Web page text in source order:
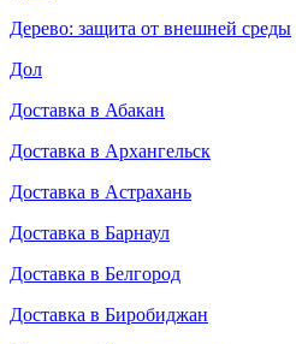
Дерево: защита от внешней среды
Дол
Доставка в Абакан
Доставка в Архангельск
Доставка в Астрахань
Доставка в Барнаул
Доставка в Белгород
Доставка в Биробиджан